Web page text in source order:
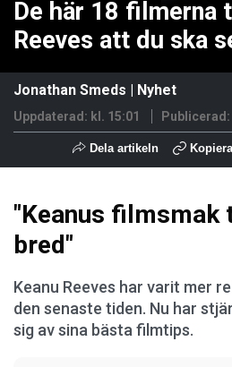
De här 18 filmerna
Reeves att du ska
Jonathan Smeds | Nyhet
Uppdaterad: kl. 15:01 Publicerad:
Dela artikeln
"Keanus filmsmak
bred"
Keanu Reeves har varit mer
den senaste tiden. Nu har
sig av sina bästa filmtips.